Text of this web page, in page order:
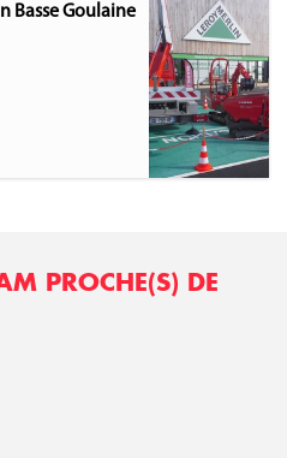
Basse Goulaine
PROCHE(S) DE